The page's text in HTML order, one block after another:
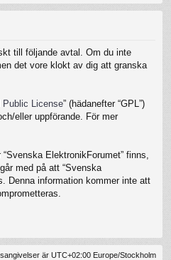
till följande avtal. Om du inte
det vore klokt av dig att granska
Public License” (hädanefter “GPL”)
eller uppförande. För mer
ElektronikForumet” finns,
med på att “Svenska
Denna information kommer inte att
är UTC+02:00 Europe/Stockholm